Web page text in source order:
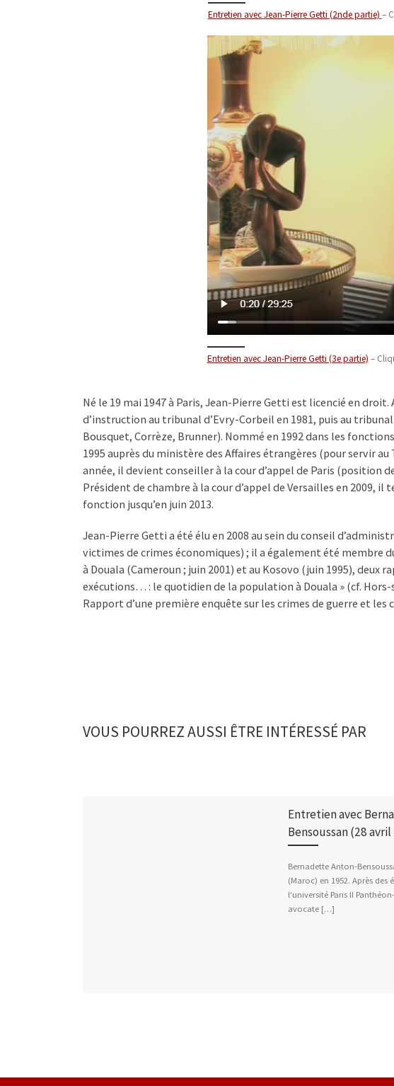
Entretien avec Jean-Pierre Getti (2nde partie) –
Entretien avec Jean-Pierre Getti (3e partie) –
Né le 19 mai 1947 à Paris, Jean-Pierre Getti est licencié en
d’instruction au tribunal d’Evry-Corbeil en 1981, puis au
Bousquet, Corrèze, Brunner). Nommé en 1992 dans les
1995 auprès du ministère des Affaires étrangères (pour servir
année, il devient conseiller à la cour d’appel de Paris (position
Président de chambre à la cour d’appel de Versailles en 2009,
fonction jusqu’en juin 2013.
Jean-Pierre Getti a été élu en 2008 au sein du conseil
victimes de crimes économiques) ; il a également été membre
à Douala (Cameroun ; juin 2001) et au Kosovo (juin 1995),
exécutions… : le quotidien de la population à Douala » (cf.
Rapport d’une première enquête sur les crimes de guerre et
VOUS POURREZ AUSSI ÊTRE INTÉRESSÉ PAR
Entretien avec
Bensoussan (28 avril
Bernadette Anton-
(Maroc) en 1952. Après des
l’université Paris II
avocate […]